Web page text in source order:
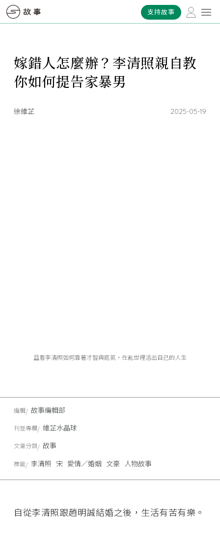
支持故事
嫁錯人怎麼辦？李清照親自教
你如何提告家暴男
徐維芷 2025-05-19
且看李清照如何靠著才智與底氣，在亂世裡活出自己的人生
自從李清照跟趙明誠結婚之後，生活有苦有樂。
編輯 故事編輯部
刊登專欄 維芷水晶球
文章分類 故事
標籤 李清照 宋 愛情／婚姻 文豪 人物故事